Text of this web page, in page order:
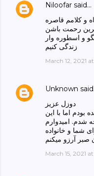
Niloofar said…
و کلامم قاصره
رحمت باشن
و اسطوره وار
زندگی کنیم
March 12, 2021
Unknown
دوزل عزیز
بودم اما با این
شدم. امیدوارم
شما و خانواده
March 15, 2021 at